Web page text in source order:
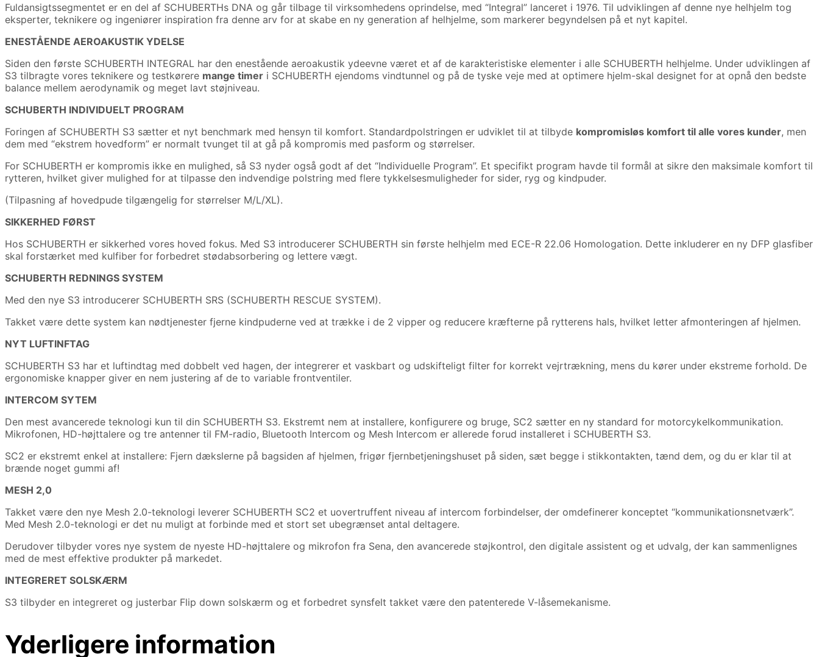
Fuldansigtssegmentet er en del af SCHUBERTHs DNA og går tilbage til virksomhedens oprindelse, med “Integral” lanceret i 1976. Til udviklingen af ​​denne nye helhjelm tog
eksperter, teknikere og ingeniører inspiration fra denne arv for at skabe en ny generation af helhjelme, som markerer begyndelsen på et nyt kapitel.
ENESTÅENDE AEROAKUSTIK YDELSE
Siden den første SCHUBERTH INTEGRAL har den enestående aeroakustik ydeevne været et af de karakteristiske elementer i alle SCHUBERTH helhjelme. Under udviklingen af ​​
S3 tilbragte vores teknikere og testkørere mange timer i SCHUBERTH ejendoms vindtunnel og på de tyske veje med at optimere hjelm-skal designet for at opnå den bedste
balance mellem aerodynamik og meget lavt støjniveau.
SCHUBERTH INDIVIDUELT PROGRAM
Foringen af ​​SCHUBERTH S3 sætter et nyt benchmark med hensyn til komfort. Standardpolstringen er udviklet til at tilbyde kompromisløs komfort til alle vores kunder, men
dem med “ekstrem hovedform” er normalt tvunget til at gå på kompromis med pasform og størrelser.
For SCHUBERTH er kompromis ikke en mulighed, så S3 nyder også godt af det “Individuelle Program”. Et specifikt program havde til formål at sikre den maksimale komfort til
rytteren, hvilket giver mulighed for at tilpasse den indvendige polstring med flere tykkelsesmuligheder for sider, ryg og kindpuder.
(Tilpasning af hovedpude tilgængelig for størrelser M/L/XL).
SIKKERHED FØRST
Hos SCHUBERTH er sikkerhed vores hoved fokus. Med S3 introducerer SCHUBERTH sin første helhjelm med ECE-R 22.06 Homologation. Dette inkluderer en ny DFP glasfiber
skal forstærket med kulfiber for forbedret stødabsorbering og lettere vægt.
SCHUBERTH REDNINGS SYSTEM
Med den nye S3 introducerer SCHUBERTH SRS (SCHUBERTH RESCUE SYSTEM).
Takket være dette system kan nødtjenester fjerne kindpuderne ved at trække i de 2 vipper og reducere kræfterne på rytterens hals, hvilket letter afmonteringen af ​​hjelmen.
NYT LUFTINFTAG
SCHUBERTH S3 har et luftindtag med dobbelt ved hagen, der integrerer et vaskbart og udskifteligt filter for korrekt vejrtrækning, mens du kører under ekstreme forhold. De
ergonomiske knapper giver en nem justering af de to variable frontventiler.
INTERCOM SYTEM
Den mest avancerede teknologi kun til din SCHUBERTH S3. Ekstremt nem at installere, konfigurere og bruge, SC2 sætter en ny standard for motorcykelkommunikation.
Mikrofonen, HD-højttalere og tre antenner til FM-radio, Bluetooth Intercom og Mesh Intercom er allerede forud installeret i SCHUBERTH S3.
SC2 er ekstremt enkel at installere: Fjern dækslerne på bagsiden af ​​hjelmen, frigør fjernbetjeningshuset på siden, sæt begge i stikkontakten, tænd dem, og du er klar til at
brænde noget gummi af!
MESH 2,0
Takket være den nye Mesh 2.0-teknologi leverer SCHUBERTH SC2 et uovertruffent niveau af intercom forbindelser, der omdefinerer konceptet “kommunikationsnetværk”.
Med Mesh 2.0-teknologi er det nu muligt at forbinde med et stort set ubegrænset antal deltagere.
Derudover tilbyder vores nye system de nyeste HD-højttalere og mikrofon fra Sena, den avancerede støjkontrol, den digitale assistent og et udvalg, der kan sammenlignes
med de mest effektive produkter på markedet.
INTEGRERET SOLSKÆRM
S3 tilbyder en integreret og justerbar Flip down solskærm og et forbedret synsfelt takket være den patenterede V-låsemekanisme.
Yderligere information